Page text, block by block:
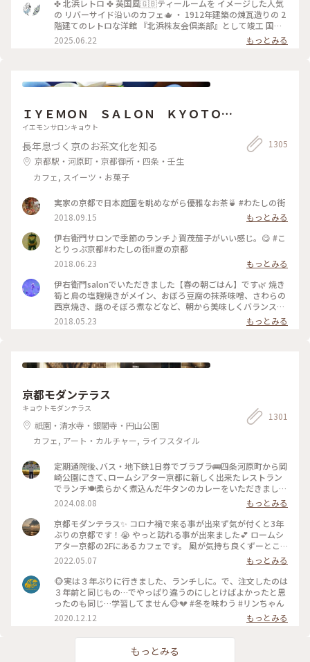
ースがかなり大きく、しっかり甘め。 スコーンは温かく香り
もよくサクサクで美味しいです！ サンドイッチも黒胡椒が効
いていて甘いとしょっぱいで 最高です〜！ めちゃくちゃボリ
ュームがありますが紅茶も差し湯が 用意されていて最後まで
✤ 北浜レトロ ✤ 英国風🇬🇧ティールームを イメージした人気
の リバーサイド沿いのカフェ🫖 ・ 1912年建築の煉瓦造りの 2
階建てのレトロな洋館 『北浜株友会倶楽部』として竣工 国の
登録有形文化財に指定 ・ 最近は行列のあまりスルーすること
が 多くてこの日は平日の雨の日☔ 15時頃にも関わらず空いて
ったりと 優雅に過ごせる お茶じかんでした😊🫖 ✤ーーーーー
化財 #北浜カフェ#大阪カフェ#はじめての投稿 #はじめての投
稿#大阪のおいしいもん #ことりっぷ大阪
2025.06.22 もっとみる
ＩＹＥＭＯＮ ＳＡＬＯＮ ＫＹＯＴＯ
伊右衛門サロン京都
イエモンサロンキョウト
長年息づく京のお茶文化を知る
京都駅・河原町・京都御所・四条・壬生
カフェ, スイーツ・お菓子
1305
実家の京都で日本庭園を眺めながら優雅なお茶🍵 #わたしの街
2018.09.15
もっとみる
伊右衛門サロンで季節のランチ♪賀茂茄子がいい感じ。😋 #こ
とりっぷ京都#わたしの街#夏の京都
2018.06.23
もっとみる
伊右衛門salonでいただきました【春の朝ごはん】です🌿 焼き
筍と鳥の塩麹焼きがメイン、おぼろ豆腐の抹茶味噌、さわらの
西京焼き、蕗のそぼろ煮などなど、朝から美味しくバランス良
くいただきました( ´͈ ᵕ `͈ ) 最初にいただいた抹茶入り玄米茶も
本当に美味しくて、つい長居してしまうsalonです♪ #伊右衛
筍 #さわら #玄米茶 #京料理 #京野菜 #japan #japanesefood
2018.05.23 もっとみる
京都モダンテラス
キョウトモダンテラス
祇園・清水寺・銀閣寺・円山公園
カフェ, アート・カルチャー, ライフスタイル
1301
定期通院後､バス・地下鉄1日券でブラブラ🚌四条河原町から岡
崎公園にきて､ロームシアター京都に新しく出来たレストラン
でランチ🍽️柔らかく煮込んだ牛タンのカレーをいただきました
🍛 #グルメ #ランチ #カレー
2024.08.08
もっとみる
京都モダンテラス✨ コロナ禍で来る事が出来ず気が付くと3年
ぶりの京都です！😭 やっと訪れる事が出来ました💕 ロームシ
アター京都の2Fにあるカフェです。 風が気持ち良くずーとこ
こで時間を過ごしていたいカフェです🥰 スズメが残したケー
キのくずを食べにテーブルの上にやってきてました😆 #Myこ
とりっぷ #春風さんぽ
2022.05.07
もっとみる
🐵実は３年ぶりに行きました、ランチしに。で、注文したのは
３年前と同じもの…でやっぱり違うのにしとけばよかったと思
ったのも同じ…学習してません🐵💔 #冬を味わう #リンちゃん
2020.12.12
もっとみる
もっとみる